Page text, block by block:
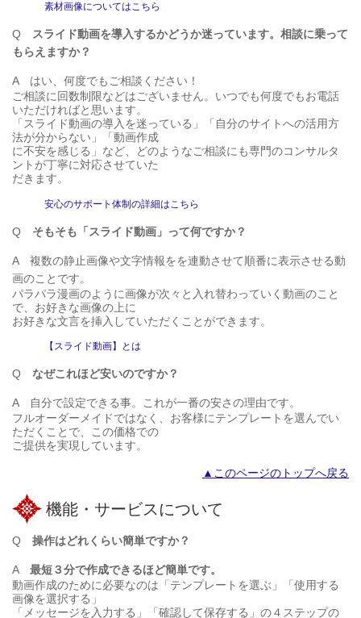
素材画像についてはこちら
Q スライド動画を導入するかどうか迷っています。相談に乗って
もらえますか？
A はい、何度でもご相談ください！
ご相談に回数制限などはございません。いつでも何度でもお電話
いただければと思います。
「スライド動画の導入を迷っている」「自分のサイトへの活用方
法が分からない」「動画作成
に不安を感じる」など、どのようなご相談にも専門のコンサルタ
ントが丁寧に対応させていた
だきます。
安心のサポート体制の詳細はこちら
Q そもそも「スライド動画」って何ですか？
A 複数の静止画像や文字情報をを連動させて順番に表示させる動
画のことです。
パラパラ漫画のように画像が次々と入れ替わっていく動画のこと
で、お好きな画像の上に
お好きな文言を挿入していただくことができます。
【スライド動画】とは
Q なぜこれほど安いのですか？
A
自分で設定できる事。これが一番の安さの理由です。
フルオーダーメイドではなく、お客様にテンプレートを選んでい
ただくことで、この価格での
ご提供を実現しています。
▲このページのトップへ戻る
機能・サービスについて
Q 操作はどれくらい簡単ですか？
A 最短３分で作成できるほど簡単です。
動画作成のために必要なのは「テンプレートを選ぶ」「使用する
画像を選択する」
「メッセージを入力する」「確認して保存する」の４ステップの